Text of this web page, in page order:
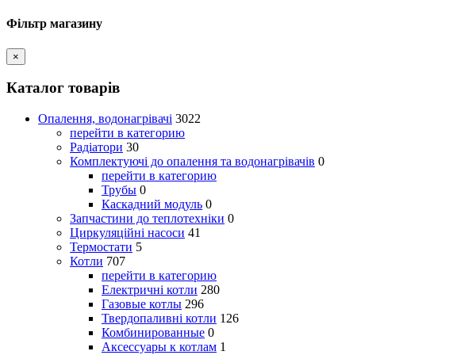
Фільтр магазину
×
Каталог товарів
Опалення, водонагрівачі 3022
перейти в категорию
Радіатори 30
Комплектуючі до опалення та водонагрівачів 0
перейти в категорию
Трубы 0
Каскадний модуль 0
Запчастини до теплотехніки 0
Циркуляційні насоси 41
Термостати 5
Котли 707
перейти в категорию
Електричні котли 280
Газовые котлы 296
Твердопаливні котли 126
Комбинированные 0
Аксессуары к котлам 1